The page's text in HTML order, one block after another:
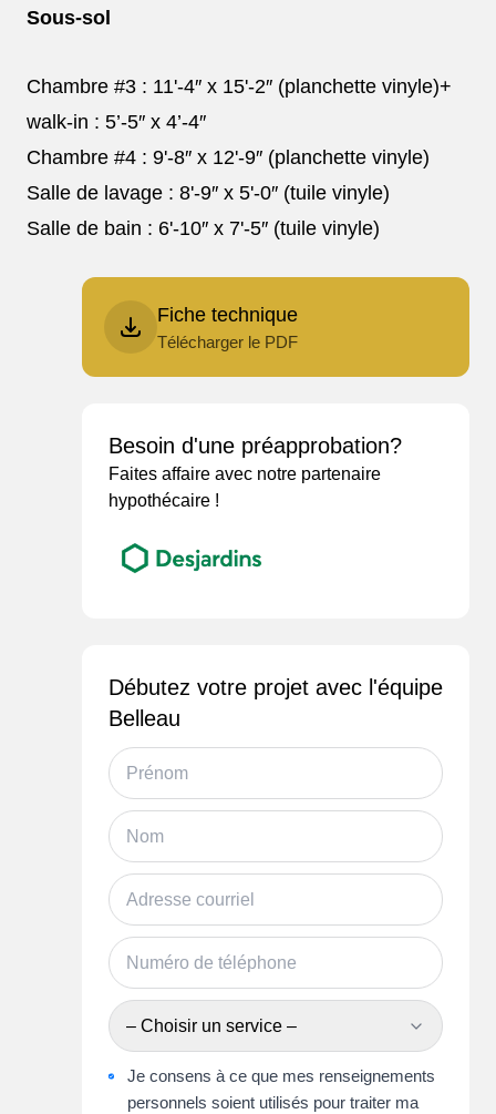
Sous-sol
Chambre #3 : 11'-4″ x 15'-2″ (planchette vinyle)+
walk-in : 5’-5″ x 4’-4″
Chambre #4 : 9'-8″ x 12'-9″ (planchette vinyle)
Salle de lavage : 8'-9″ x 5'-0″ (tuile vinyle)
Salle de bain : 6'-10″ x 7'-5″ (tuile vinyle)
Fiche technique
Télécharger le PDF
Besoin d'une préapprobation?
Faites affaire avec notre partenaire
hypothécaire !
Débutez votre projet avec l'équipe
Belleau
– Choisir un service –
Je consens à ce que mes renseignements
personnels soient utilisés pour traiter ma
À partir de 329 000$!
25 MAISONS DISPONIBLE - PRÊTES À HABITER!